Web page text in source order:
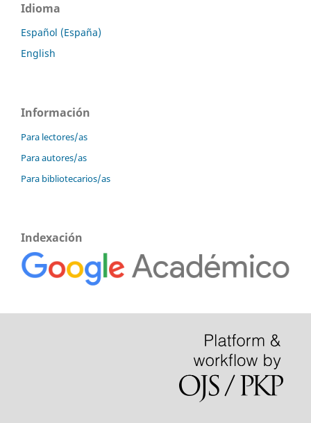
Idioma
Español (España)
English
Información
Para lectores/as
Para autores/as
Para bibliotecarios/as
Indexación